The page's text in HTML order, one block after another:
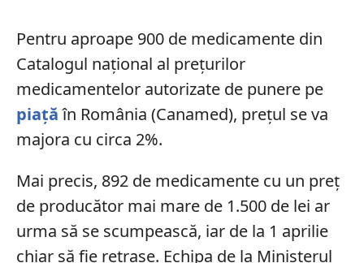
Pentru aproape 900 de medicamente din
Catalogul național al prețurilor
medicamentelor autorizate de punere pe
piațăîn România (Canamed), prețul se va
majora cu circa 2%.
Mai precis, 892 de medicamente cu un preț
de producător mai mare de 1.500 de lei ar
urma să se scumpească, iar de la 1 aprilie
chiar să fie retrase. Echipa de la Ministerul